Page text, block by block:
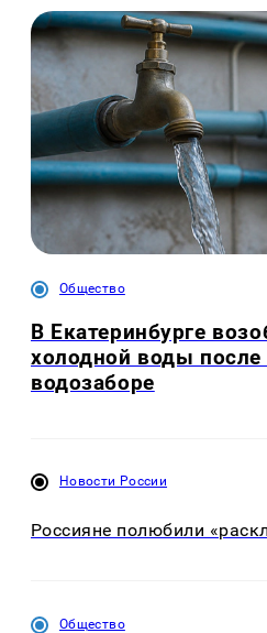
Общество
В Екатеринбурге
холодной воды после
водозаборе
Новости России
Россияне полюбили
Общество